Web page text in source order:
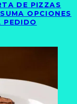
DE PIZZAS
OPCIONES
PEDIDO